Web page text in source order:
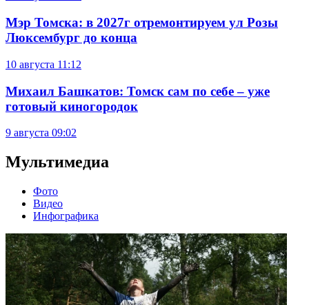
Мэр Томска: в 2027г отремонтируем ул Розы
Люксембург до конца
10 августа 11:12
Михаил Башкатов: Томск сам по себе – уже
готовый киногородок
9 августа 09:02
Мультимедиа
Фото
Видео
Инфографика